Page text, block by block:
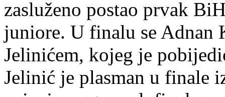
zasluženo postao prvak
juniore. U finalu se Adnan
Jelinićem, kojeg je
Jelinić je plasman u finale